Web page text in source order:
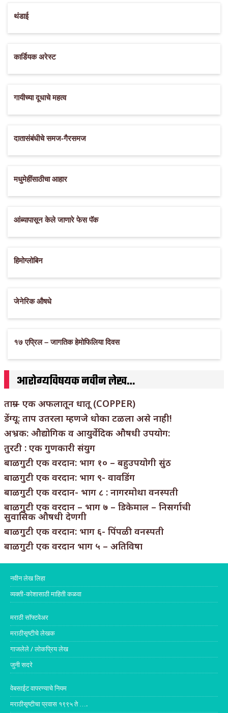
थंडाई
कार्डियक अरेस्ट
गायीच्या दूधाचे महत्व
दातासंबंधीचे समज-गैरसमज
मधुमेहींसाठीचा आहार
आंब्यापासून केले जाणारे फेस पॅक
हिमोग्लोबिन
जेनेरिक औषधे
१७ एप्रिल – जागतिक हेमोफिलिया दिवस
आरोग्यविषयक नवीन लेख…
ताम्र – एक अफलातून धातू (COPPER)
डेंग्यू: ताप उतरला म्हणजे धोका टळला असे नाही!
अभ्रक: औद्योगिक व आयुर्वेदिक औषधी उपयोग:
तुरटी : एक गुणकारी संयुग
बाळगुटी एक वरदान: भाग १० – बहुउपयोगी सुंठ
बाळगुटी एक वरदान: भाग ९- वावडिंग
बाळगुटी एक वरदान- भाग ८ : नागरमोथा वनस्पती
बाळगुटी एक वरदान – भाग ७ – डिकेमाल – निसर्गाची
सुवासिक औषधी देणगी
बाळगुटी एक वरदान: भाग ६- पिंपळी वनस्पती
बाळगुटी एक वरदान भाग ५ – अतिविषा
नवीन लेख लिहा
व्यक्ती-कोशासाठी माहिती कळवा
मराठी सॉफ्टवेअर
मराठीसृष्टीचे लेखक
गाजलेले / लोकप्रिय लेख
जुनी सदरे
वेबसाईट वापरण्याचे नियम
मराठीसृष्टीचा प्रवास १९९५ ते ….